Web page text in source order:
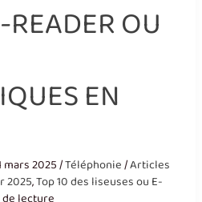
OU
EN
mars 2025/Téléphonie/Articles
2025,Top 10 des liseuses ou E-